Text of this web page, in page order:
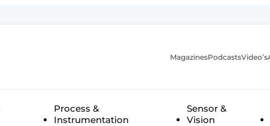
MagazinesPodcastsVideo’s
Process &
Instrumentation
Sensor &
Vision